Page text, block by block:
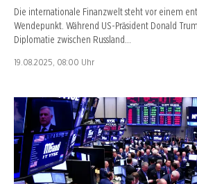
Die internationale Finanzwelt steht vor einem
Wendepunkt. Während US-Präsident Donald
Diplomatie zwischen Russland…
19.08.2025, 08:00 Uhr